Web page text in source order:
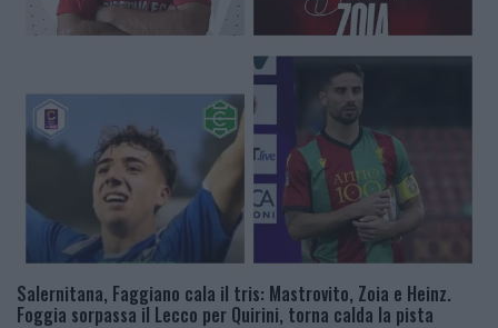
Salernitana, Faggiano cala il tris: Mastrovito, Zoia e Heinz.
Foggia sorpassa il Lecco per Quirini, torna calda la pista